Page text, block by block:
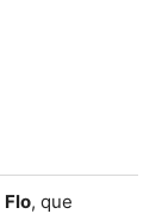
Flo, que